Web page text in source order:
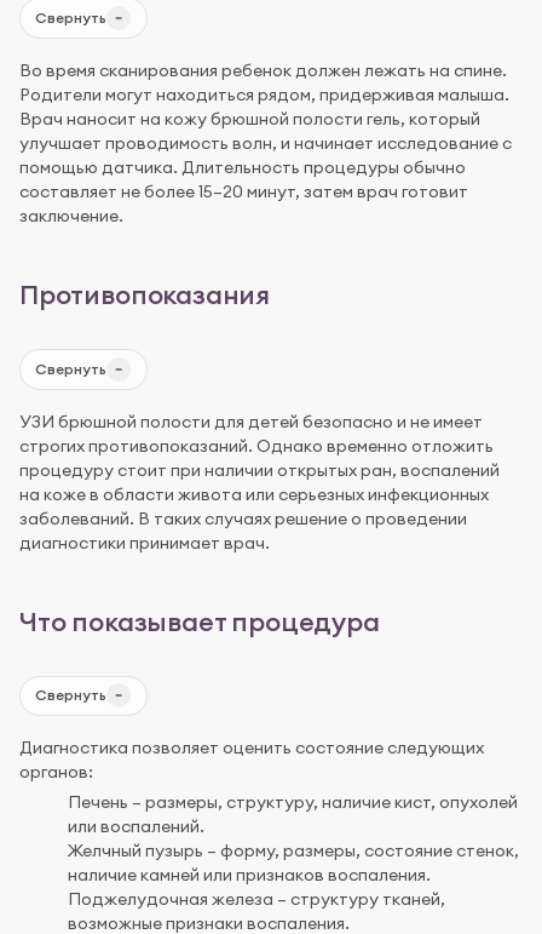
Свернуть
Во время сканирования ребенок должен лежать на спине.
Родители могут находиться рядом, придерживая малыша.
Врач наносит на кожу брюшной полости гель, который
улучшает проводимость волн, и начинает исследование с
помощью датчика. Длительность процедуры обычно
составляет не более 15–20 минут, затем врач готовит
заключение.
Противопоказания
Свернуть
УЗИ брюшной полости для детей безопасно и не имеет
строгих противопоказаний. Однако временно отложить
процедуру стоит при наличии открытых ран, воспалений
на коже в области живота или серьезных инфекционных
заболеваний. В таких случаях решение о проведении
диагностики принимает врач.
Что показывает процедура
Свернуть
Диагностика позволяет оценить состояние следующих
органов:
Печень – размеры, структуру, наличие кист, опухолей
или воспалений.
Желчный пузырь – форму, размеры, состояние стенок,
наличие камней или признаков воспаления.
Поджелудочная железа – структуру тканей,
возможные признаки воспаления.